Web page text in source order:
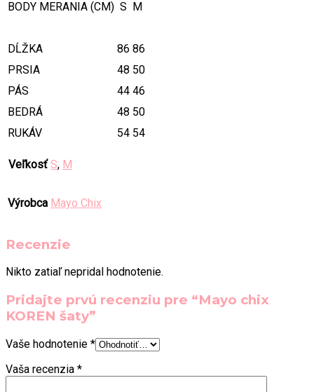
BODY MERANIA (CM) S M
DĹŽKA 86 86
PRSIA
48 50
PÁS
44 46
BEDRÁ
48 50
RUKÁV
54 54
Veľkosť S, M
Výrobca Mayo Chix
Recenzie
Nikto zatiaľ nepridal hodnotenie.
Pridajte prvú recenziu pre “Mayo chix
KOREN šaty”
Vaše hodnotenie *
Vaša recenzia *